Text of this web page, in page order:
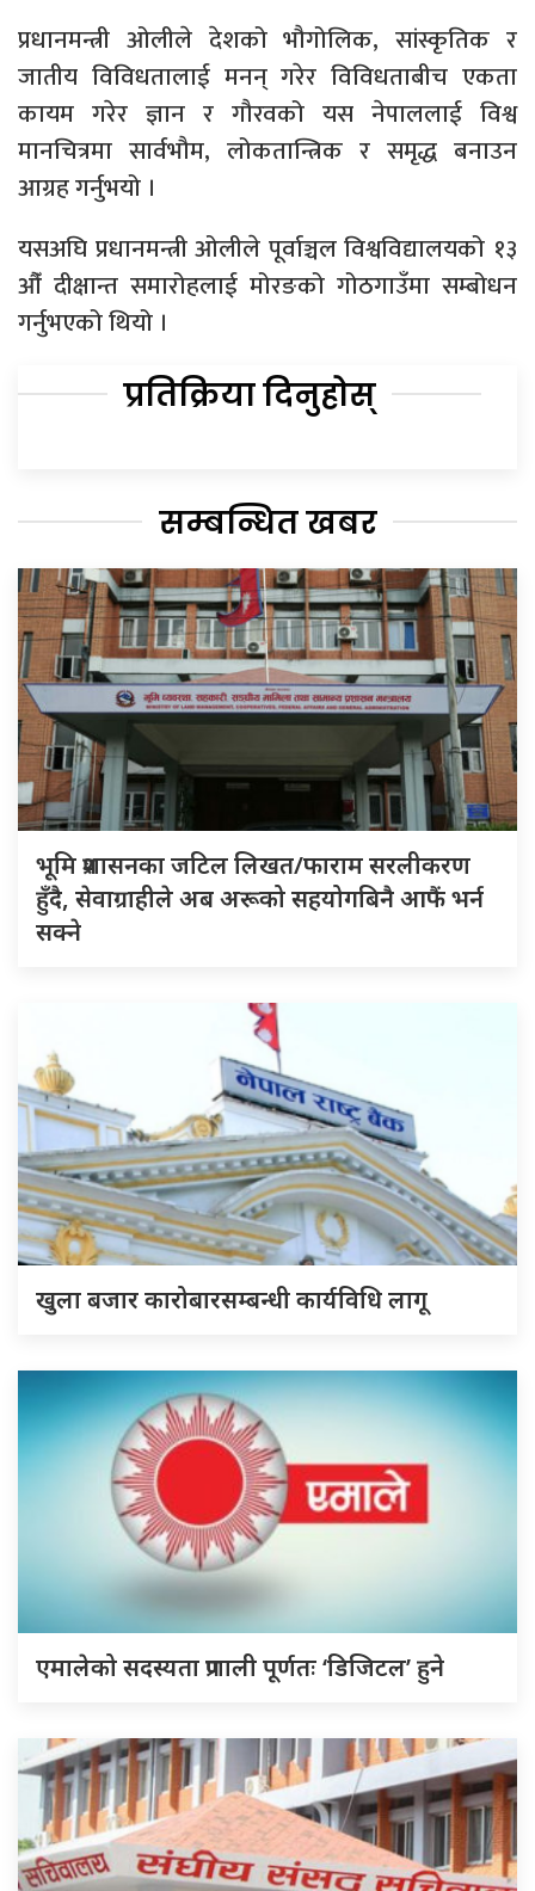
प्रधानमन्त्री ओलीले देशको भौगोलिक, सांस्कृतिक र
जातीय विविधतालाई मनन् गरेर विविधताबीच एकता
कायम गरेर ज्ञान र गौरवको यस नेपाललाई विश्व
मानचित्रमा सार्वभौम, लोकतान्त्रिक र समृद्ध बनाउन
आग्रह गर्नुभयो ।
यसअघि प्रधानमन्त्री ओलीले पूर्वाञ्चल विश्वविद्यालयको १३
औँ दीक्षान्त समारोहलाई मोरङको गोठगाउँमा सम्बोधन
गर्नुभएको थियो ।
प्रतिक्रिया दिनुहोस्
सम्बन्धित खबर
भूमि प्रशासनका जटिल लिखत/फाराम सरलीकरण
हुँदै, सेवाग्राहीले अब अरूको सहयोगबिनै आफैं भर्न
सक्ने
खुला बजार कारोबारसम्बन्धी कार्यविधि लागू
एमालेको सदस्यता प्रणाली पूर्णतः ‘डिजिटल’ हुने